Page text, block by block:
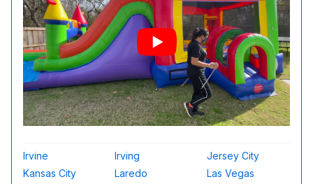
Irvine Irving
Jersey City
Kansas City
Laredo
Las Vegas